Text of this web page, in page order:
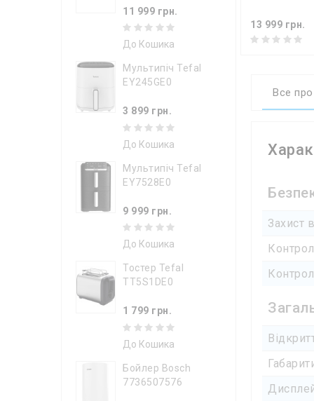
11 999 грн.
До Кошика
Мультипіч Tefal
EY245GE0
3 899 грн.
До Кошика
Мультипіч Tefal
EY7528E0
9 999 грн.
До Кошика
Тостер Tefal
TT5S1DE0
1 799 грн.
До Кошика
Бойлер Bosch
7736507576
13 999 грн.
Все
Захист